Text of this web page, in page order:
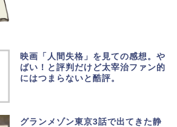
映画「人間失格」を見ての感想。や
ばい！と評判だけど太宰治ファン的
にはつまらないと酷評。
グランメゾン東京3話で出てきた静